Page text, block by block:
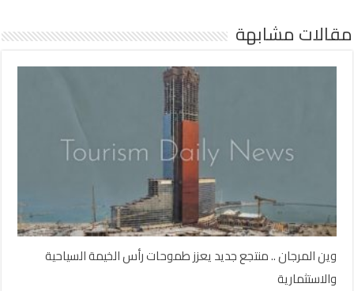
مقالات مشابهة
وين المرجان .. منتجع جديد يعزز طموحات رأس الخيمة السياحية
والاستثمارية